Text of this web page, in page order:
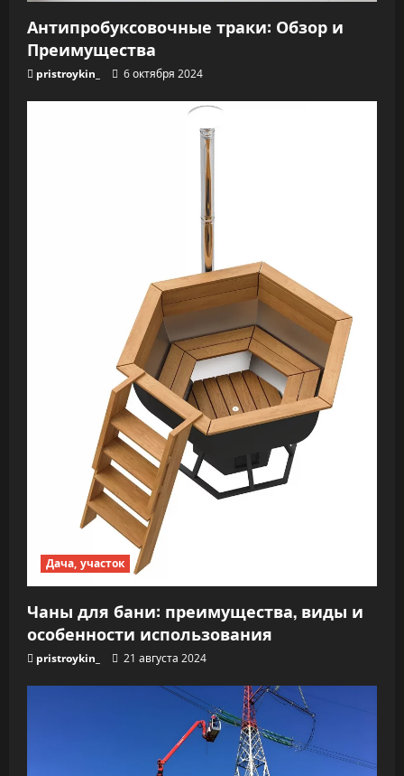
Антипробуксовочные траки: Обзор и
Преимущества
pristroykin_ 6 октября 2024
Дача, участок
Чаны для бани: преимущества, виды и
особенности использования
pristroykin_ 21 августа 2024